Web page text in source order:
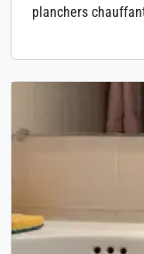
planchers